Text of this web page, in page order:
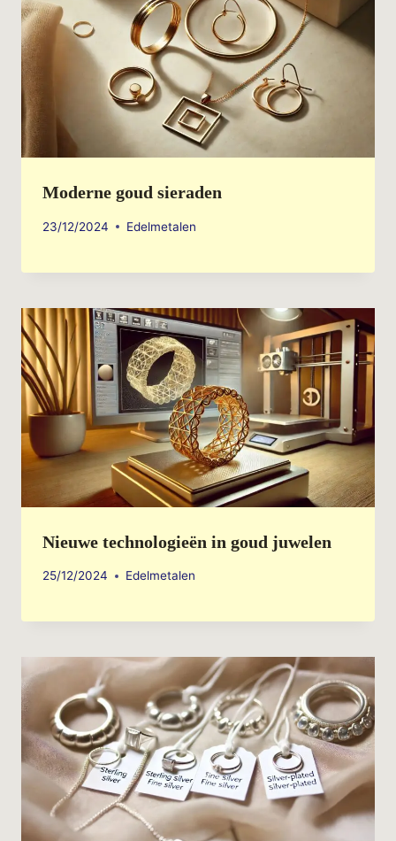
Moderne goud sieraden
23/12/2024 Edelmetalen
Nieuwe technologieën in goud juwelen
25/12/2024 Edelmetalen